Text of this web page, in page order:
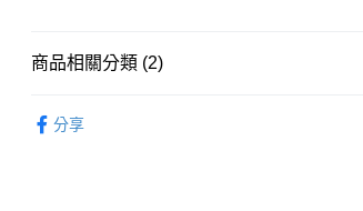
便利好安心！
１．簡單：不需註冊會員、不需綁卡、不需儲值。
運送方式
每筆NT$100，滿NT$590(含以上)免運費
商品相關分類 (2)
分享